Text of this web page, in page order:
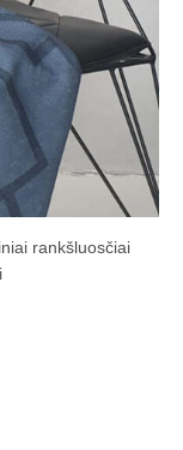
rankšluosčiai